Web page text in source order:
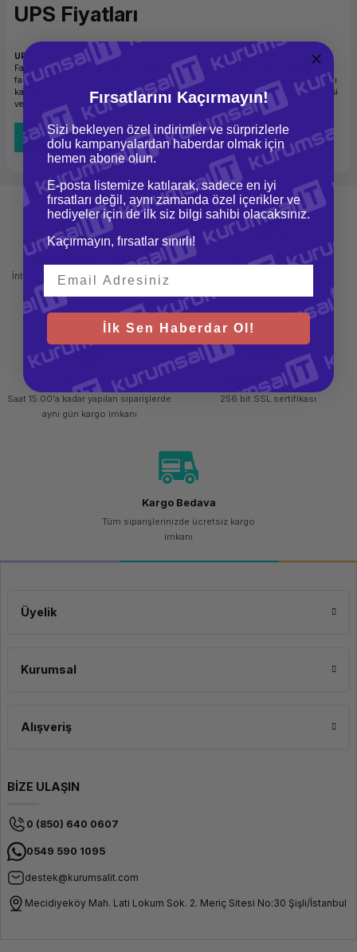
UPS Fiyatları
UPS fiyatları
tercih edeceğiniz ups modelleri ve özelliklerine göre değişmektedir.
Farklı markaların, farklı donanımlarla tasarlanmış ve üretilmiş olan sistemleri fiyat
farklılıklarına sahiptir. Sitemiz üzerinden bulabileceğiniz UPS modellerinin tamamı
kaliteli ve titizlikle seçilmiş modellerdir. Bu modeller arasından enerji depolama yetisi
ve fiyatı size en uygun olan UPS modelini tercih edebilirsiniz.
Tüm Bloglar
Mağazadan Teslimat
İnternetten sipariş et ve mağazadan
İade ve Değişim
Hızlı Gönderi
Saat 15.00'a kadar yapılan siparişlerde
aynı gün kargo imkanı
Güvenli Alışveriş
256 bit SSL sertifikası
Kargo Bedava
Tüm siparişlerinizde ücretsiz kargo
imkanı
Üyelik
Kurumsal
Alışveriş
BİZE ULAŞIN
0 (850) 640 0607
0549 590 1095
destek@kurumsalit.com
Mecidiyeköy Mah. Lati Lokum Sok. 2. Meriç Sitesi No:30 Şişli/İstanbul
Fırsatlarını Kaçırmayın!
Sizi bekleyen özel indirimler ve sürprizlerle
dolu kampanyalardan haberdar olmak için
hemen abone olun.
E-posta listemize katılarak, sadece en iyi
fırsatları değil, aynı zamanda özel içerikler ve
hediyeler için de ilk siz bilgi sahibi olacaksınız.
Kaçırmayın, fırsatlar sınırlı!
İlk Sen Haberdar Ol!